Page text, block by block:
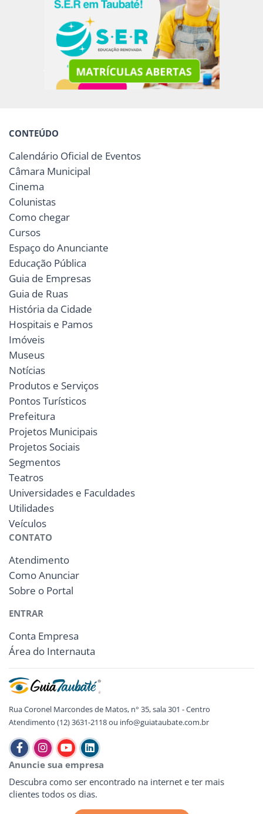
CONTEÚDO
Calendário Oficial de Eventos
Câmara Municipal
Cinema
Colunistas
Como chegar
Cursos
Espaço do Anunciante
Educação Pública
Guia de Empresas
Guia de Ruas
História da Cidade
Hospitais e Pamos
Imóveis
Museus
Notícias
Produtos e Serviços
Pontos Turísticos
Prefeitura
Projetos Municipais
Projetos Sociais
Segmentos
Teatros
Universidades e Faculdades
Utilidades
Veículos
CONTATO
Atendimento
Como Anunciar
Sobre o Portal
ENTRAR
Conta Empresa
Área do Internauta
Rua Coronel Marcondes de Matos, n° 35, sala 301 - Centro
Atendimento (12) 3631-2118 ou info@guiataubate.com.br
Anuncie sua empresa
Descubra como ser encontrado na internet e ter mais
clientes todos os dias.